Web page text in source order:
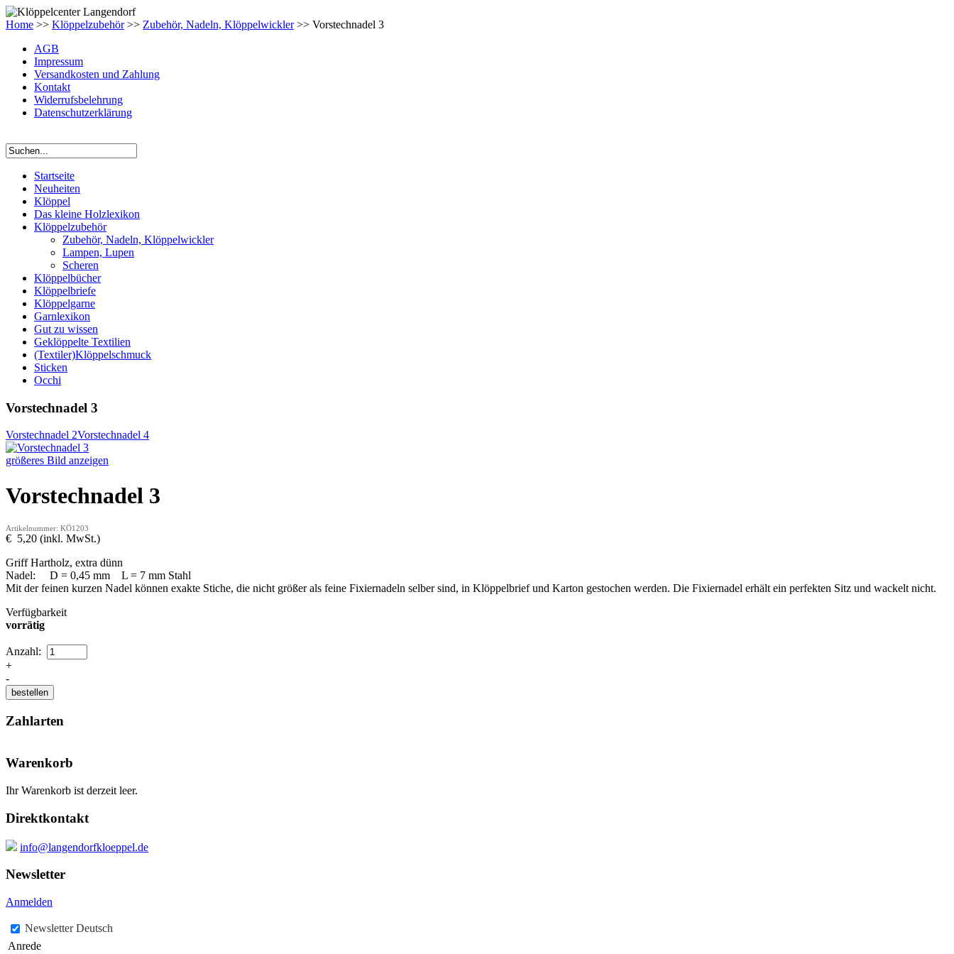
Home >> Klöppelzubehör>> Zubehör, Nadeln, Klöppelwickler>> Vorstechnadel 3
AGB
Impressum
Versandkosten und Zahlung
Kontakt
Widerrufsbelehrung
Datenschutzerklärung
Startseite
Neuheiten
Klöppel
Das kleine Holzlexikon
Klöppelzubehör
Zubehör, Nadeln, Klöppelwickler
Lampen, Lupen
Scheren
Klöppelbücher
Klöppelbriefe
Klöppelgarne
Garnlexikon
Gut zu wissen
Geklöppelte Textilien
(Textiler)Klöppelschmuck
Sticken
Occhi
Vorstechnadel 3
Vorstechnadel 2Vorstechnadel 4
größeres Bild anzeigen
Vorstechnadel 3
Artikelnummer: KÖ1203
€ 5,20 (inkl. MwSt.)
Griff Hartholz, extra dünn
Nadel: D = 0,45 mm L = 7 mm Stahl
Mit der feinen kurzen Nadel können exakte Stiche, die nicht größer als feine Fixiernadeln selber sind, in Klöppelbrief und Karton gestochen werden. Die Fixiernadel erhält ein perfekten Sitz und wackelt nicht.
Verfügbarkeit
vorrätig
Anzahl:
+
-
Zahlarten
Warenkorb
Ihr Warenkorb ist derzeit leer.
Direktkontakt
info@langendorfkloeppel.de
Newsletter
Anmelden
Newsletter Deutsch
Anrede